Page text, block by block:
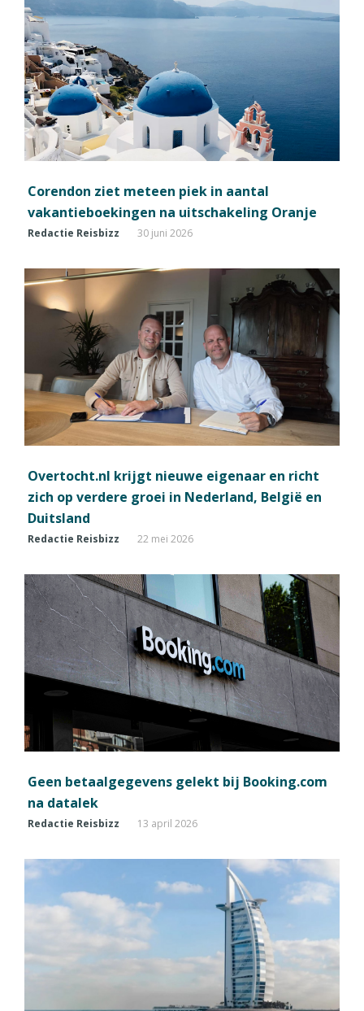
Corendon ziet meteen piek in aantal
vakantieboekingen na uitschakeling Oranje
Redactie Reisbizz 30 juni 2026
Overtocht.nl krijgt nieuwe eigenaar en richt
zich op verdere groei in Nederland, België en
Duitsland
Redactie Reisbizz 22 mei 2026
Geen betaalgegevens gelekt bij Booking.com
na datalek
Redactie Reisbizz 13 april 2026